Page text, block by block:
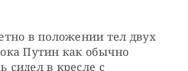
в положении тел двух
Путин как обычно
сидел в кресле с